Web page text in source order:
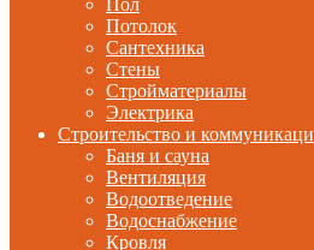
Пол
Потолок
Сантехника
Стены
Стройматериалы
Электрика
Строительство и
Баня и сауна
Вентиляция
Водоотведение
Водоснабжение
Кровля